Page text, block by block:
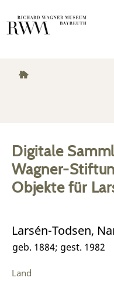
Digitale
Wagner-
Objektefür
Larsén-Todsen,
geb. 1884; gest. 1982
Land